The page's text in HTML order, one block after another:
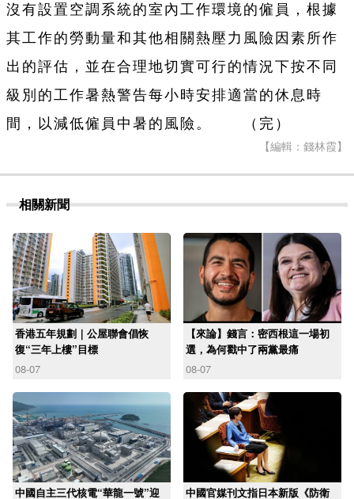
沒有設置空調系統的室內工作環境的僱員，根據
其工作的勞動量和其他相關熱壓力風險因素所作
出的評估，並在合理地切實可行的情況下按不同
級別的工作暑熱警告每小時安排適當的休息時
間，以減低僱員中暑的風險。 （完）
【編輯：錢林霞】
相關新聞
香港五年規劃｜公屋聯會倡恢
復“三年上樓”目標
08-07
【來論】錢言：密西根這一場初
選，為何戳中了兩黨最痛
08-07
中國自主三代核電“華龍一號”迎 中國官媒刊文指日本新版《防衛